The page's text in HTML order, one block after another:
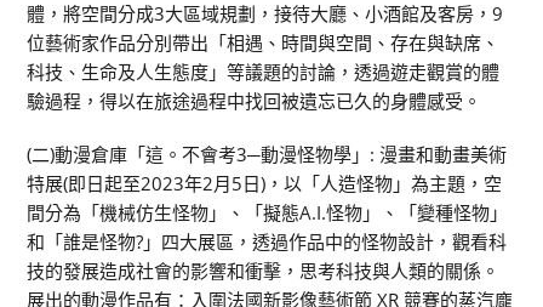
體，將空間分成3大區域規劃，接待大廳、小酒館及客房，9
位藝術家作品分別帶出「相遇、時間與空間、存在與缺席、
科技、生命及人生態度」等議題的討論，透過遊走觀賞的體
驗過程，得以在旅途過程中找回被遺忘已久的身體感受。
(二)動漫倉庫「這。不會考3─動漫怪物學」: 漫畫和動畫美術
特展(即日起至2023年2月5日)，以「人造怪物」為主題，空
間分為「機械仿生怪物」、「擬態A.I.怪物」、「變種怪物」
和「誰是怪物?」四大展區，透過作品中的怪物設計，觀看科
技的發展造成社會的影響和衝擊，思考科技與人類的關係。
展出的動漫作品有：入圍法國新影像藝術節 XR 競賽的蒸汽龐